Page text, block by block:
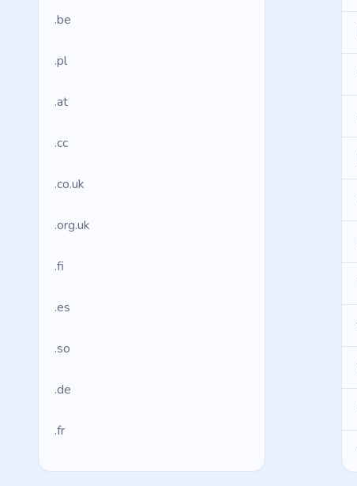
.be
.pl
.at
.cc
.co.uk
.org.uk
.fi
.es
.so
.de
.fr
.us